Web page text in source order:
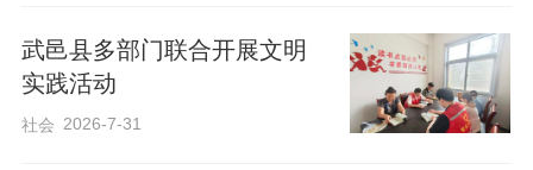
调整心态积极面对；还有社区居民陈春梅
以自己的切身经历分享了自己如何与学习
武邑县多部门联合开展文明
实践活动
社会 2026-7-31